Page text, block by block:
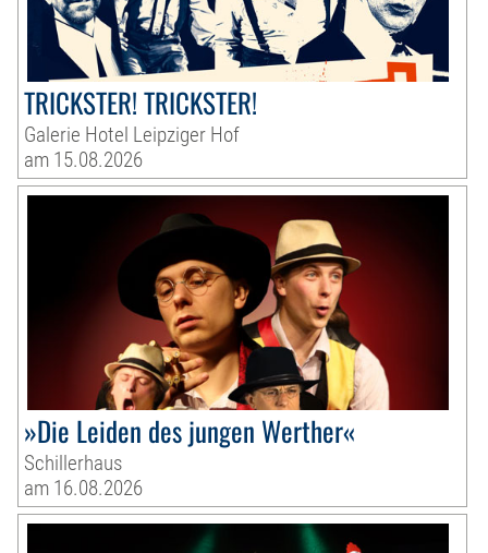
TRICKSTER! TRICKSTER!
Galerie Hotel Leipziger Hof
am 15.08.2026
»Die Leiden des jungen Werther«
Schillerhaus
am 16.08.2026